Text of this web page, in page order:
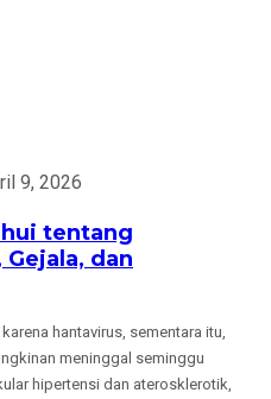
9, 2026
tentang
dan
hantavirus, sementara itu,
meninggal seminggu
hipertensi dan aterosklerotik,